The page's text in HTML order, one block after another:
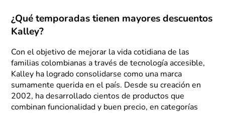
¿Qué temporadas tienen mayores descuentos
Kalley?
Con el objetivo de mejorar la vida cotidiana de las
familias colombianas a través de tecnología accesible,
Kalley ha logrado consolidarse como una marca
sumamente querida en el país. Desde su creación en
2002, ha desarrollado cientos de productos que
combinan funcionalidad y buen precio, en categorías